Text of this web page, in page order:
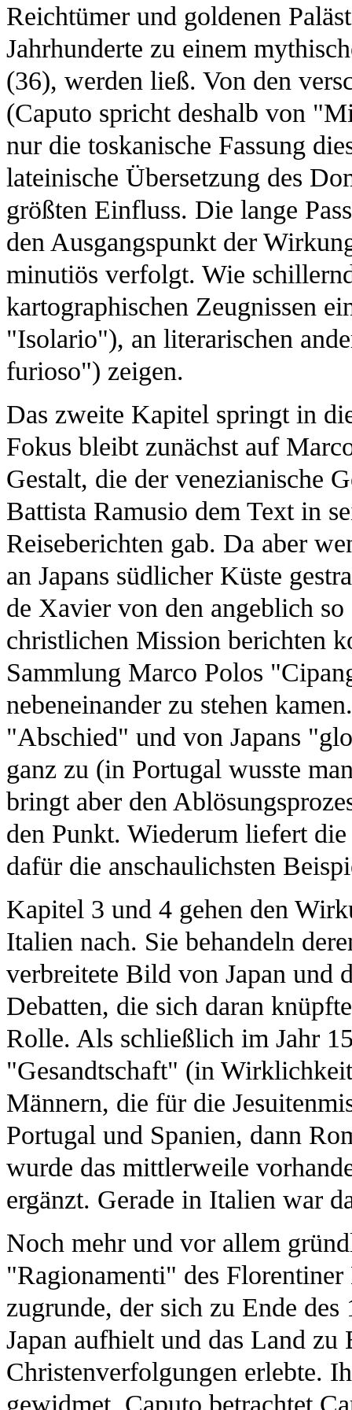
Reichtümer und goldenen
Jahrhunderte zu einem
(36), werden ließ. Von den
(Caputo spricht deshalb von
nur die toskanische Fassung
lateinische Übersetzung des
größten Einfluss. Die lange
den Ausgangspunkt der
minutiös verfolgt. Wie
kartographischen Zeugnissen
"Isolario"), an literarischen
furioso") zeigen.
Das zweite Kapitel springt in
Fokus bleibt zunächst auf
Gestalt, die der venezianische
Battista Ramusio dem Text in
Reiseberichten gab. Da aber
an Japans südlicher Küste
de Xavier von den angeblich
christlichen Mission berichten
Sammlung Marco Polos
nebeneinander zu stehen
"Abschied" und von Japans
ganz zu (in Portugal wusste
bringt aber den
den Punkt. Wiederum liefert
dafür die anschaulichsten
Kapitel 3 und 4 gehen den
Italien nach. Sie behandeln
verbreitete Bild von Japan und
Debatten, die sich daran
Rolle. Als schließlich im Jahr
"Gesandtschaft" (in
Männern, die für die
Portugal und Spanien, dann
wurde das mittlerweile
ergänzt. Gerade in Italien war
Noch mehr und vor allem
"Ragionamenti" des
zugrunde, der sich zu Ende
Japan aufhielt und das Land zu
Christenverfolgungen erlebte.
gewidmet. Caputo betrachtet